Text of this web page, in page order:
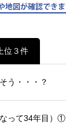
位３件
う・・・？
って34年目）①